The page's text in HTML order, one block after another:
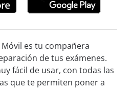
es tu compañera
de tus exámenes.
fácil de usar, con todas las
que te permiten poner a